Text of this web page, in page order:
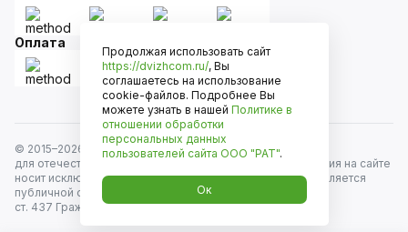
Оплата
© 2015–2026
Движком — сеть магазинов автозапчастей
для отечественных автомобилей и иномарок. Информация на сайте
носит исключительно информационный характер и не является
публичной офертой, определяемой положениями
ст. 437 Гражданского кодекса РФ. Все права защищены.
Продолжая использовать сайт
https://dvizhcom.ru/, Вы
соглашаетесь на использование
cookie-файлов. Подробнее Вы
можете узнать в нашей Политике в
отношении обработки
персональных данных
пользователей сайта ООО "РАТ".
Ок